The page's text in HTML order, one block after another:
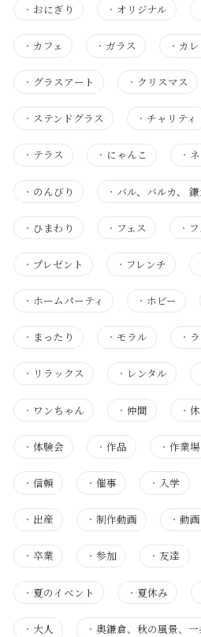
・ おにぎり ・ オリジナル
・ カフェ ・ ガラス ・ カ
・ グラスアート ・ クリスマス
・ ステンドグラス ・ チャリティ
・ テラス ・ にゃんこ ・
・ のんびり ・ バル、バルカ、
・ ひまわり ・ フェス ・
・ プレゼント ・ フレンチ
・ ホームパーティ ・ ホビー
・ まったり ・ モラル ・
・ リラックス ・ レンタル
・ ワンちゃん ・仲間 ・
・ 体験会 ・作品 ・作業場
・ 信頼 ・催事 ・ 入学
・ 出産 ・制作動画 ・動画
・ 卒業 ・参加 ・友達
・ 夏のイベント ・ 夏休み
・ 大人 ・奥鎌倉、秋の風景、